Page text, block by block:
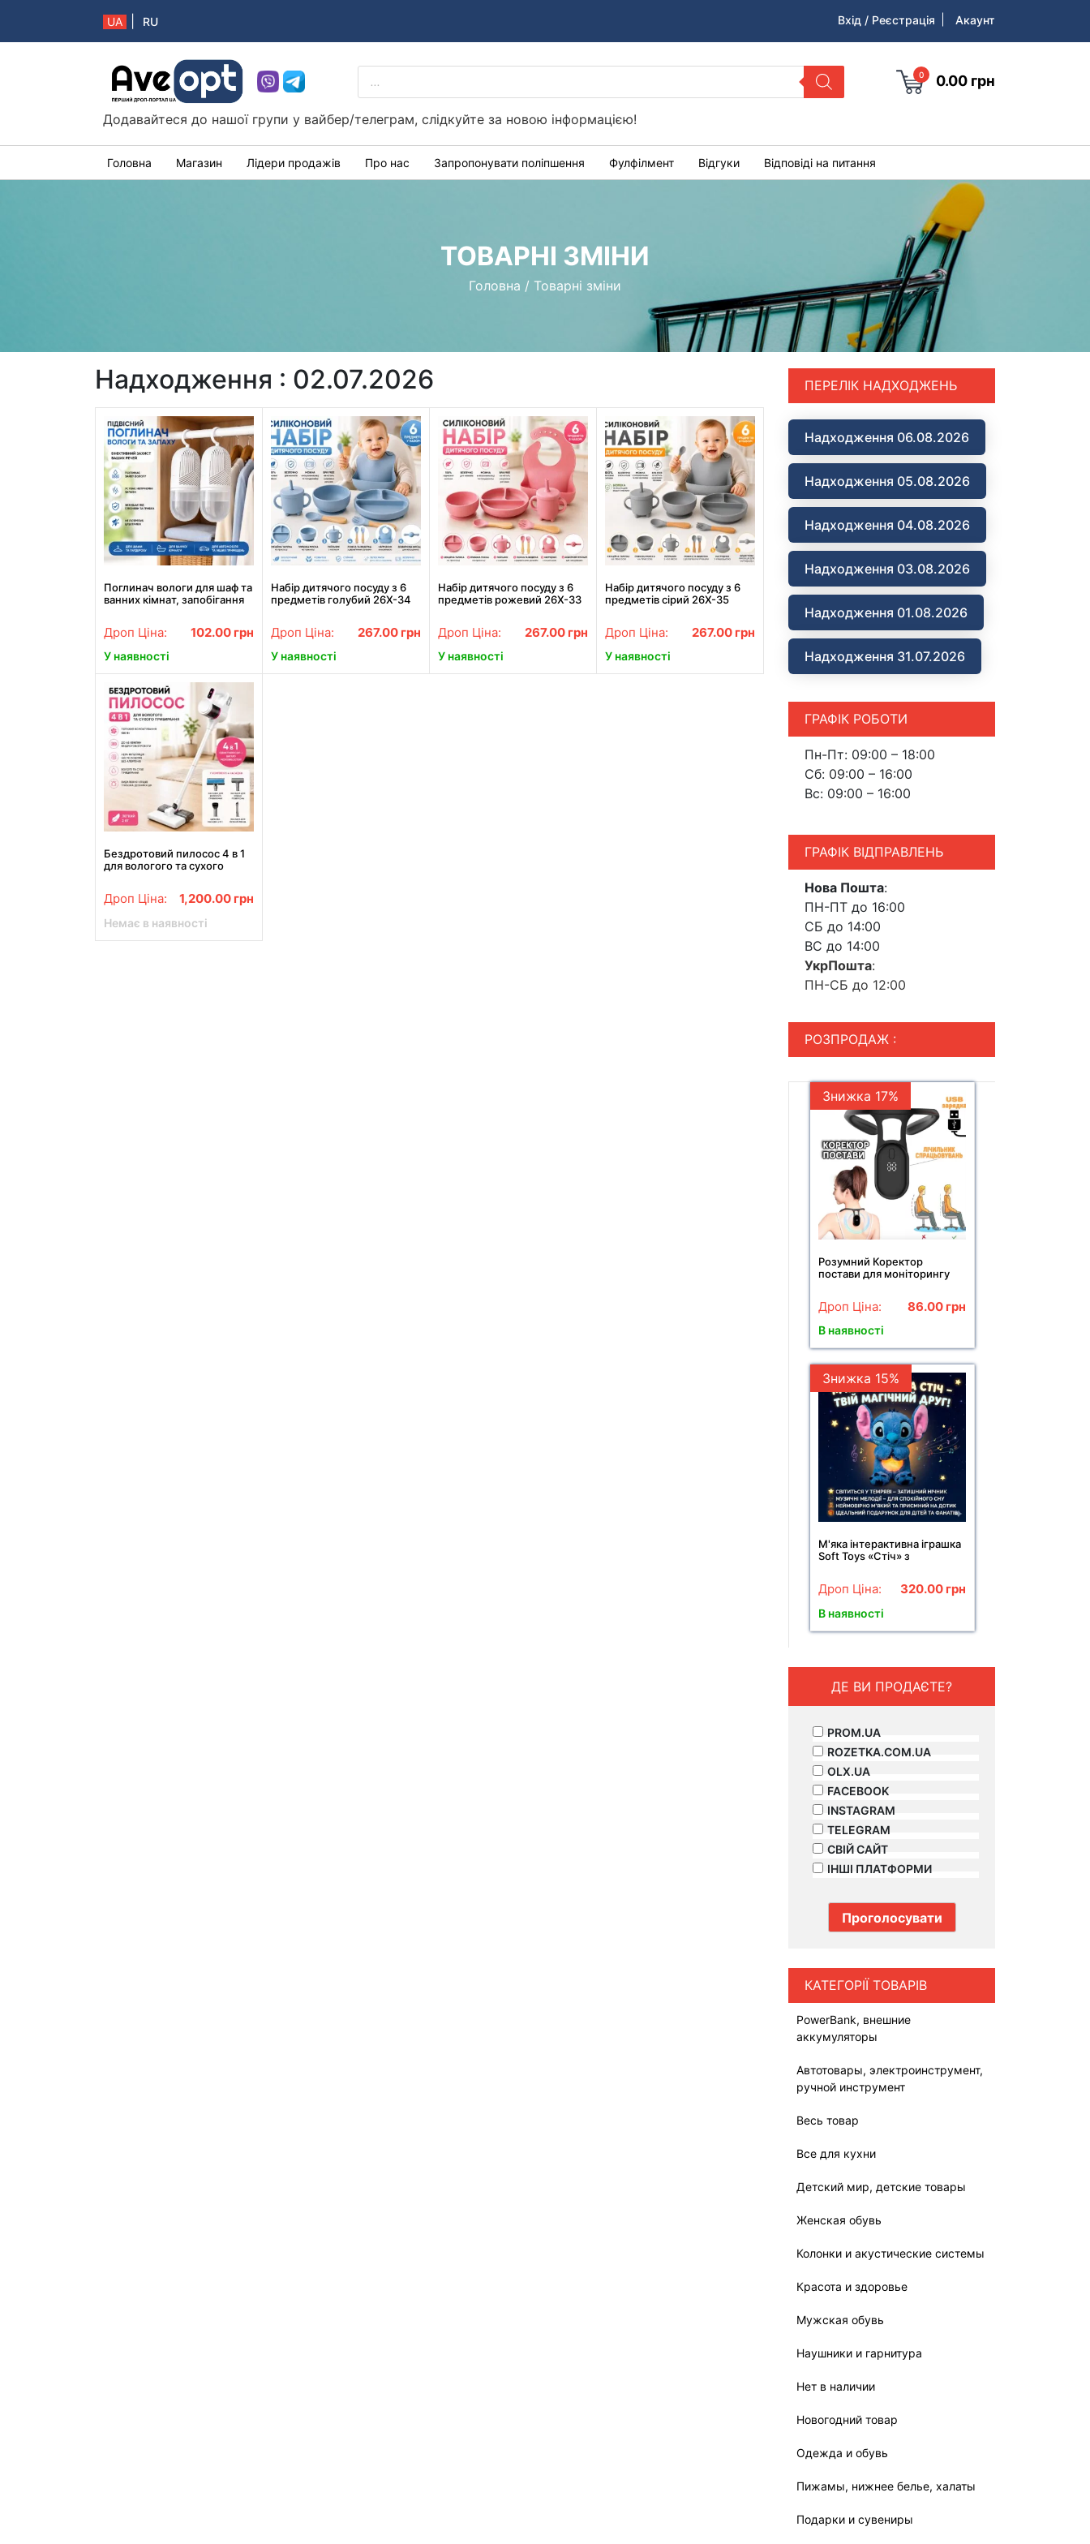
UA RU Вхід / Реєстрація Акаунт
Aveopt – оптова дропшипінг платформа в Україні
PRODUCTS
SEARCH
0 0.00 грн
Додавайтеся до нашої групи у вайбер/телеграм, слідкуйте за новою інформацією!
Головна Магазин Лідери продажів Про нас Запропонувати поліпшення Фулфілмент Відгуки Відповіді на питання
ТОВАРНІ ЗМІНИ
Головна / Товарні зміни
Надходження : 02.07.2026
Поглинач вологи для шаф та
ванних кімнат, запобігання
Дроп Ціна: 102.00 грн
У наявності
Набір дитячого посуду з 6
предметів голубий 26X-34
Дроп Ціна: 267.00 грн
У наявності
Набір дитячого посуду з 6
предметів рожевий 26X-33
Дроп Ціна: 267.00 грн
У наявності
Набір дитячого посуду з 6
предметів сірий 26X-35
Дроп Ціна: 267.00 грн
У наявності
Бездротовий пилосос 4 в 1
для вологого та сухого
видалення кліщів + насадки-
Дроп Ціна: 1,200.00 грн
Немає в наявності
ПЕРЕЛІК НАДХОДЖЕНЬ
Надходження 06.08.2026
Надходження 05.08.2026
Надходження 04.08.2026
Надходження 03.08.2026
Надходження 01.08.2026
Надходження 31.07.2026
ГРАФІК РОБОТИ
Пн-Пт: 09:00 – 18:00
Сб: 09:00 – 16:00
Вс: 09:00 – 16:00
ГРАФІК ВІДПРАВЛЕНЬ
Нова Пошта:
ПН-ПТ до 16:00
СБ до 14:00
ВС до 14:00
УкрПошта:
ПН-СБ до 12:00
РОЗПРОДАЖ :
Знижка 17%
Розумний Коректор
постави для моніторингу
Дроп Ціна: 86.00 грн
В наявності
Знижка 15%
М'яка інтерактивна іграшка
Soft Toys «Стіч» з
світиться, колискова
Дроп Ціна: 320.00 грн
В наявності
ДЕ ВИ ПРОДАЄТЕ?
PROM.UA
ROZETKA.COM.UA
OLX.UA
FACEBOOK
INSTAGRAM
TELEGRAM
СВІЙ САЙТ
ІНШІ ПЛАТФОРМИ
КАТЕГОРІЇ ТОВАРІВ
PowerBank, внешние
аккумуляторы
Автотовары, электроинструмент,
ручной инструмент
Весь товар
Все для кухни
Детский мир, детские товары
Женская обувь
Колонки и акустические системы
Красота и здоровье
Мужская обувь
Наушники и гарнитура
Нет в наличии
Новогодний товар
Одежда и обувь
Пижамы, нижнее белье, халаты
Подарки и сувениры